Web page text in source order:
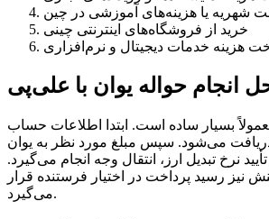
شهریه یا هزینه‌های آموزشی در چین
خرید از فروشگاه‌های اینترنتی چینی
هزینه خدمات دیجیتال و نرم‌افزاری
انجام حواله یوان با علی‌پی
بسیار ساده است. ابتدا اطلاعات حساب
می‌شود. سپس مبلغ مورد نظر به یوان
نرخ تبدیل ارز، انتقال وجه انجام می‌گیرد.
نیز رسید پرداخت در اختیار فرستنده قرار
می‌گیرد.